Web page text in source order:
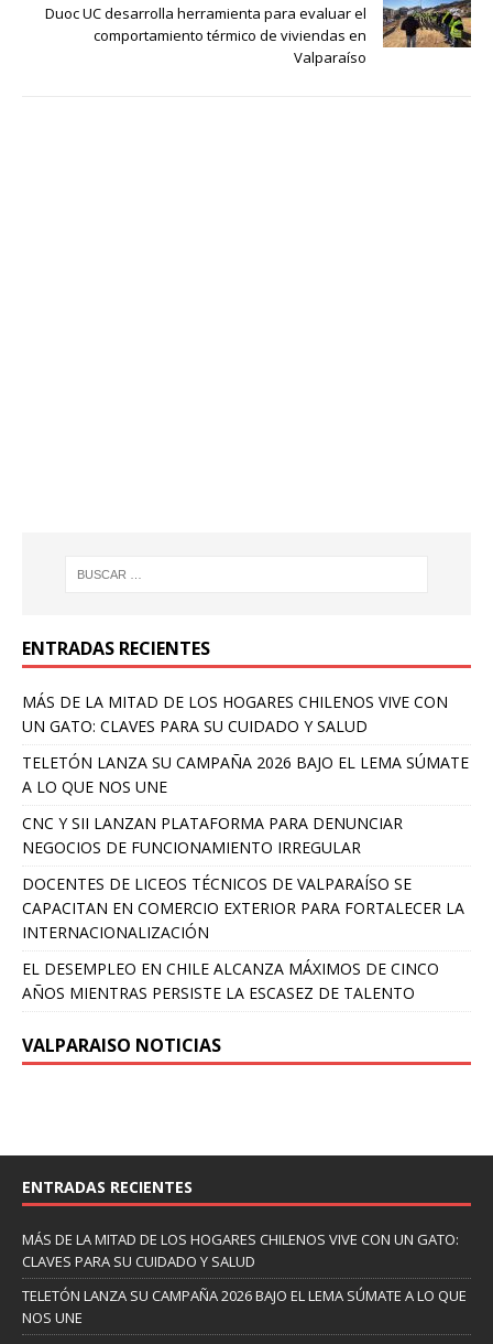
Duoc UC desarrolla herramienta para evaluar el
comportamiento térmico de viviendas en
Valparaíso
ENTRADAS RECIENTES
MÁS DE LA MITAD DE LOS HOGARES CHILENOS VIVE CON
UN GATO: CLAVES PARA SU CUIDADO Y SALUD
TELETÓN LANZA SU CAMPAÑA 2026 BAJO EL LEMA SÚMATE
A LO QUE NOS UNE
CNC Y SII LANZAN PLATAFORMA PARA DENUNCIAR
NEGOCIOS DE FUNCIONAMIENTO IRREGULAR
DOCENTES DE LICEOS TÉCNICOS DE VALPARAÍSO SE
CAPACITAN EN COMERCIO EXTERIOR PARA FORTALECER LA
INTERNACIONALIZACIÓN
EL DESEMPLEO EN CHILE ALCANZA MÁXIMOS DE CINCO
AÑOS MIENTRAS PERSISTE LA ESCASEZ DE TALENTO
VALPARAISO NOTICIAS
ENTRADAS RECIENTES
MÁS DE LA MITAD DE LOS HOGARES CHILENOS VIVE CON UN GATO:
CLAVES PARA SU CUIDADO Y SALUD
TELETÓN LANZA SU CAMPAÑA 2026 BAJO EL LEMA SÚMATE A LO QUE
NOS UNE